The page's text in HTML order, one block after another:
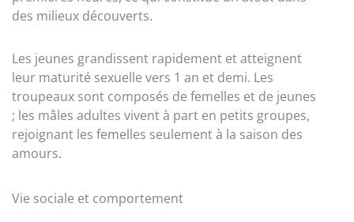
des milieux découverts.
Les jeunes grandissent rapidement et atteignent
leur maturité sexuelle vers 1 an et demi. Les
troupeaux sont composés de femelles et de jeunes
; les mâles adultes vivent à part en petits groupes,
rejoignant les femelles seulement à la saison des
amours.
Vie sociale et comportement